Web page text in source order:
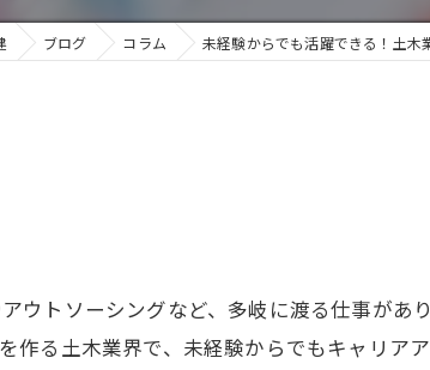
ブログ コラム 未経験からでも活躍できる！土木
トソーシングなど、多岐に渡る仕事があり
る土木業界で、未経験からでもキャリア